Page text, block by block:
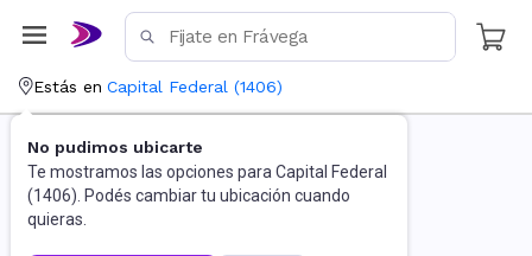
Estás en Capital Federal (1406)
No pudimos ubicarte
Te mostramos las opciones para Capital Federal
(1406). Podés cambiar tu ubicación cuando
quieras.